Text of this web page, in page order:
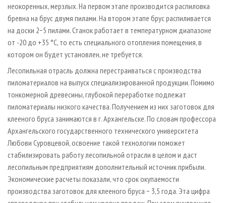
неокоренных, мерзлых. На первом этапе производится распиловка
бревна на брус двумя пилами. На втором этапе брус распиливается
на доски 2−5 пилами. Станок работает в температурном диапазоне
от -20 до +35 °C, то есть специального отопления помещения, в
котором он будет установлен, не требуется.
Лесопильная отрасль должна перестраиваться с производства
пиломатериалов на выпуск специализированной продукции. Помимо
тонкомерной древесины, глубокой переработке подлежат
пиломатериалы низкого качества. Получением из них заготовок для
клееного бруса занимаются в г. Архангельске. По словам профессора
Архангельского государственного технического университета
Любови Суровцевой, освоение такой технологии поможет
стабилизировать работу лесопильной отрасли в целом и даст
лесопильным предприятиям дополнительный источник прибыли.
Экономические расчеты показали, что срок окупаемости
производства заготовок для клееного бруса − 3,5 года. Эта цифра